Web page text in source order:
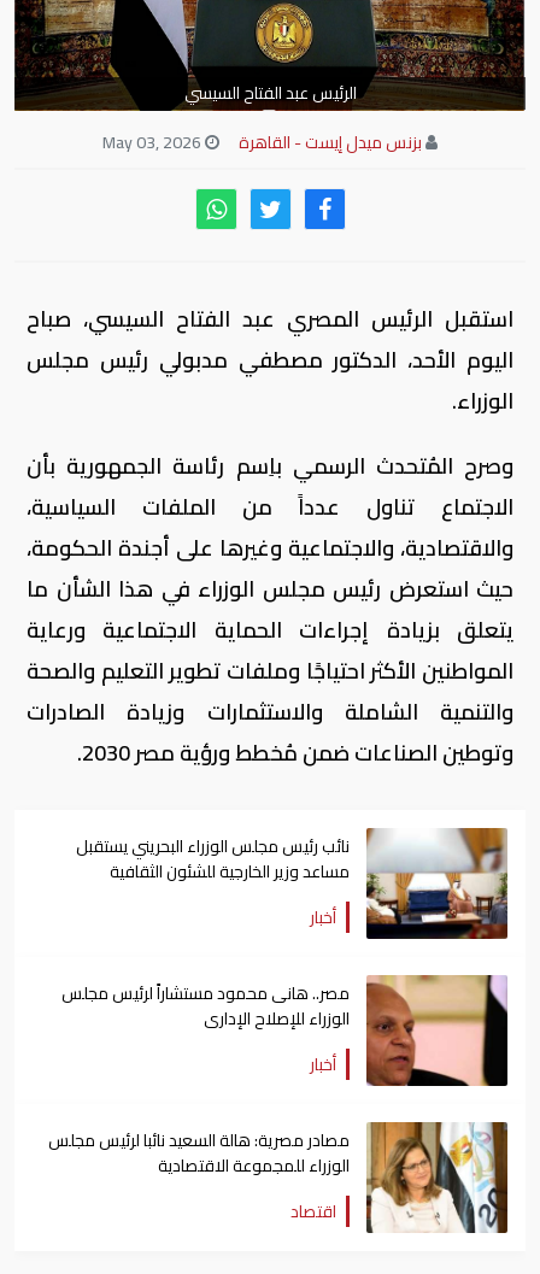
الرئيس عبد الفتاح السيسي
بزنس ميدل إيست - القاهرة
استقبل الرئيس المصري عبد الفتاح السيسي، صباح
اليوم الأحد، الدكتور مصطفي مدبولي رئيس مجلس
الوزراء.
وصرح المُتحدث الرسمي باِسم رئاسة الجمهورية بأن
الاجتماع تناول عدداً من الملفات السياسية،
والاقتصادية، والاجتماعية وغيرها على أجندة الحكومة،
حيث استعرض رئيس مجلس الوزراء في هذا الشأن ما
يتعلق بزيادة إجراءات الحماية الاجتماعية ورعاية
المواطنين الأكثر احتياجًا وملفات تطوير التعليم والصحة
والتنمية الشاملة والاستثمارات وزيادة الصادرات
وتوطين الصناعات ضمن مُخطط ورؤية مصر 2030.
نائب رئيس مجلس الوزراء البحريني يستقبل
مساعد وزير الخارجية للشئون الثقافية
أخبار
مصر.. هانى محمود مستشاراً لرئيس مجلس
الوزراء للإصلاح الإدارى
أخبار
مصادر مصرية: هالة السعيد نائبا لرئيس مجلس
الوزراء للمجموعة الاقتصادية
اقتصاد